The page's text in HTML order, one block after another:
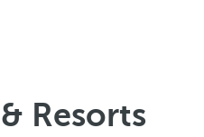
Resorts